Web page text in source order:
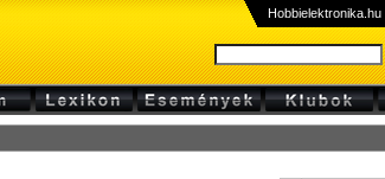
Hobbielektronika.hu